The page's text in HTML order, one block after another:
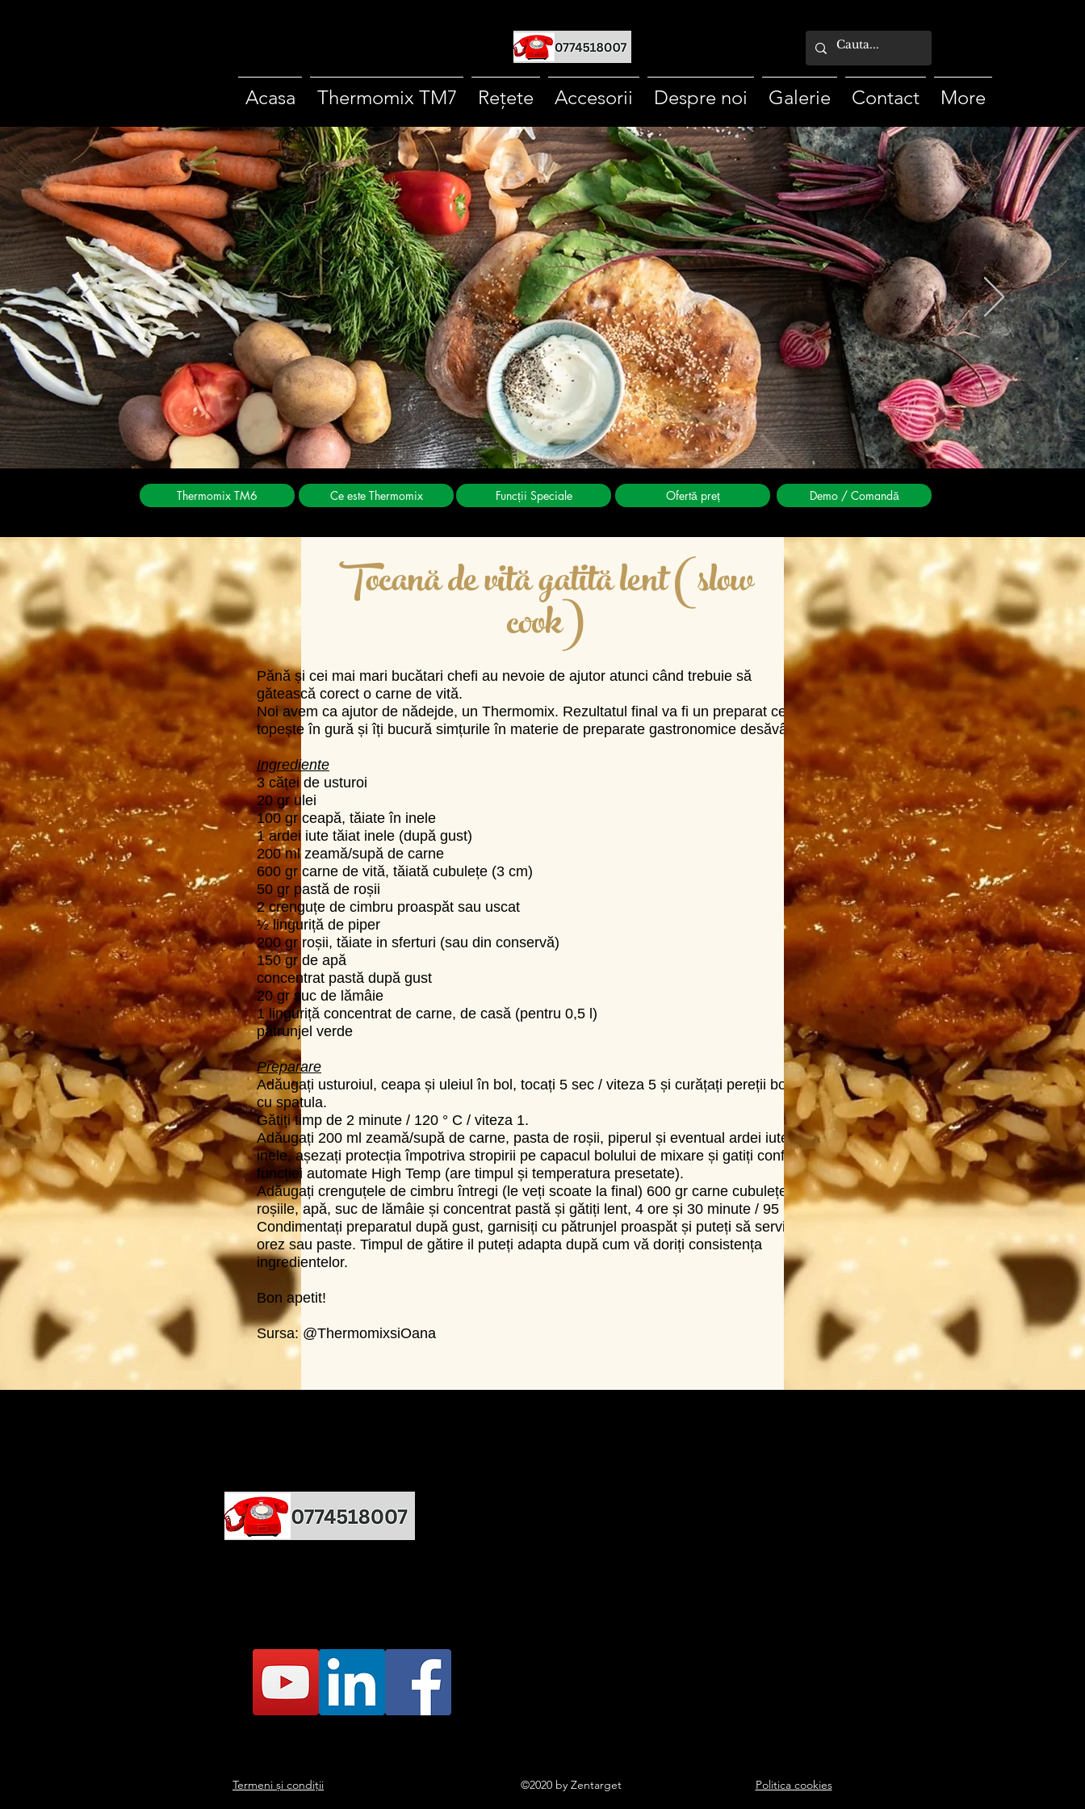
Acasa Thermomix TM7 Rețete Accesorii Despre noi Galerie Contact More
Thermomix TM6 Ce este Thermomix Funcții Speciale Ofertă preț Demo / Comandă
Tocană de vită gatită lent (slow
cook)
Pănă și cei mai mari bucătari chefi au nevoie de ajutor atunci când trebuie să
gătească corect o carne de vită.
Noi avem ca ajutor de nădejde, un Thermomix. Rezultatul final va fi un preparat ce se
topește în gură și îți bucură simțurile în materie de preparate gastronomice desăvârșite.
Ingrediente
3 căței de usturoi
20 gr ulei
100 gr ceapă, tăiate în inele
1 ardei iute tăiat inele (după gust)
200 ml zeamă/supă de carne
600 gr carne de vită, tăiată cubulețe (3 cm)
50 gr pastă de roșii
2 crenguțe de cimbru proaspăt sau uscat
½ linguriță de piper
200 gr roșii, tăiate in sferturi (sau din conservă)
150 gr de apă
concentrat pastă după gust
20 gr suc de lămâie
1 linguriță concentrat de carne, de casă (pentru 0,5 l)
pătrunjel verde
Preparare
Adăugați usturoiul, ceapa și uleiul în bol, tocați 5 sec / viteza 5 și curățați pereții bolului,
cu spatula.
Gătiți timp de 2 minute / 120 ° C / viteza 1.
Adăugați 200 ml zeamă/supă de carne, pasta de roșii, piperul și eventual ardei iute tăiat
inele, așezați protecția împotriva stropirii pe capacul bolului de mixare și gatiți conform
funcției automate High Temp (are timpul și temperatura presetate).
Adăugați crenguțele de cimbru întregi (le veți scoate la final) 600 gr carne cubulețe,
roșiile, apă, suc de lămâie și concentrat pastă și gătiți lent, 4 ore și 30 minute / 95 ° C.
Condimentați preparatul după gust, garnisiți cu pătrunjel proaspăt și puteți să serviți cu
orez sau paste. Timpul de gătire il puteți adapta după cum vă doriți consistența
ingredientelor.
Bon apetit!
Sursa: @ThermomixsiOana
Termeni și condiții ©2020 by Zentarget Politica cookies